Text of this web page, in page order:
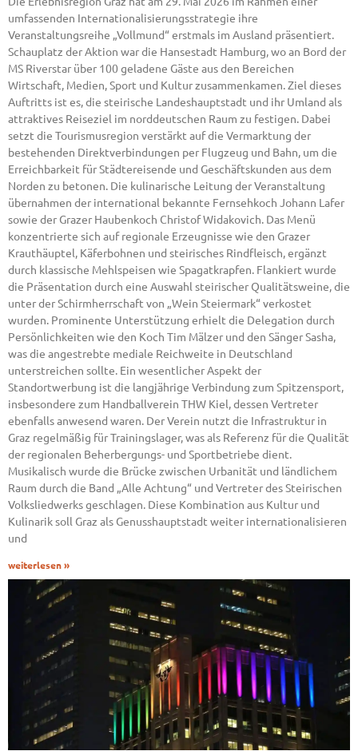
umfassenden Internationalisierungsstrategie ihre
Veranstaltungsreihe „Vollmund“ erstmals im Ausland präsentiert.
Schauplatz der Aktion war die Hansestadt Hamburg, wo an Bord der
MS Riverstar über 100 geladene Gäste aus den Bereichen
Wirtschaft, Medien, Sport und Kultur zusammenkamen. Ziel dieses
Auftritts ist es, die steirische Landeshauptstadt und ihr Umland als
attraktives Reiseziel im norddeutschen Raum zu festigen. Dabei
setzt die Tourismusregion verstärkt auf die Vermarktung der
bestehenden Direktverbindungen per Flugzeug und Bahn, um die
Erreichbarkeit für Städtereisende und Geschäftskunden aus dem
Norden zu betonen. Die kulinarische Leitung der Veranstaltung
übernahmen der international bekannte Fernsehkoch Johann Lafer
sowie der Grazer Haubenkoch Christof Widakovich. Das Menü
konzentrierte sich auf regionale Erzeugnisse wie den Grazer
Krauthäuptel, Käferbohnen und steirisches Rindfleisch, ergänzt
durch klassische Mehlspeisen wie Spagatkrapfen. Flankiert wurde
die Präsentation durch eine Auswahl steirischer Qualitätsweine, die
unter der Schirmherrschaft von „Wein Steiermark“ verkostet
wurden. Prominente Unterstützung erhielt die Delegation durch
Persönlichkeiten wie den Koch Tim Mälzer und den Sänger Sasha,
was die angestrebte mediale Reichweite in Deutschland
unterstreichen sollte. Ein wesentlicher Aspekt der
Standortwerbung ist die langjährige Verbindung zum Spitzensport,
insbesondere zum Handballverein THW Kiel, dessen Vertreter
ebenfalls anwesend waren. Der Verein nutzt die Infrastruktur in
Graz regelmäßig für Trainingslager, was als Referenz für die Qualität
der regionalen Beherbergungs- und Sportbetriebe dient.
Musikalisch wurde die Brücke zwischen Urbanität und ländlichem
Raum durch die Band „Alle Achtung“ und Vertreter des Steirischen
Volksliedwerks geschlagen. Diese Kombination aus Kultur und
Kulinarik soll Graz als Genusshauptstadt weiter internationalisieren
und
weiterlesen »